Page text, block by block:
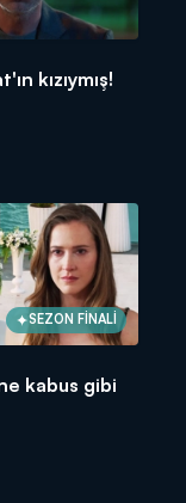
kızıymış!
SEZON FİNALİ
kabus gibi